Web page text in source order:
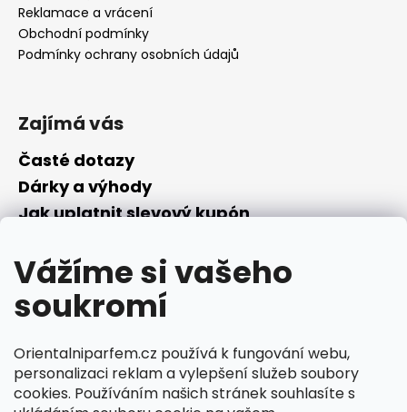
Vážíme si vašeho
soukromí
Orientalniparfem.cz používá k fungování webu,
personalizaci reklam a vylepšení služeb soubory
cookies. Používáním našich stránek souhlasíte s
Reklamace a vrácení
Obchodní podmínky
Podmínky ochrany osobních údajů
Zajímá vás
Časté dotazy
Dárky a výhody
Jak uplatnit slevový kupón
Převodník parfémů
Parfémový slovníček
Facebook